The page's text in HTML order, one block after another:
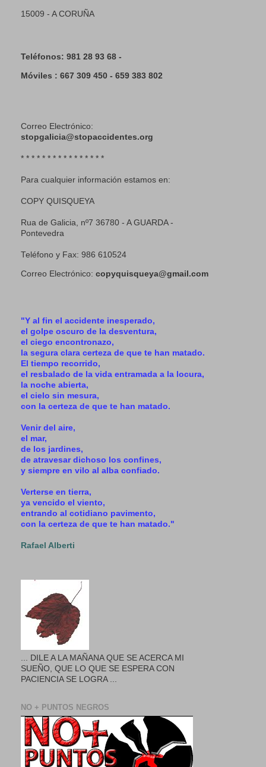
15009 - A CORUÑA
Teléfonos: 981 28 93 68 -
Móviles : 667 309 450 - 659 383 802
Correo Electrónico:
stopgalicia@stopaccidentes.org
* * * * * * * * * * * * * * * *
Para cualquier información estamos en:
COPY QUISQUEYA
Rua de Galicia, nº7 36780 - A GUARDA -
Pontevedra
Teléfono y Fax: 986 610524
Correo Electrónico: copyquisqueya@gmail.com
"Y al fin el accidente inesperado,
el golpe oscuro de la desventura,
el ciego encontronazo,
la segura clara certeza de que te han matado.
El tiempo recorrido,
el resbalado de la vida entramada a la locura,
la noche abierta,
el cielo sin mesura,
con la certeza de que te han matado.
Venir del aire,
el mar,
de los jardines,
de atravesar dichoso los confines,
y siempre en vilo al alba confiado.
Verterse en tierra,
ya vencido el viento,
entrando al cotidiano pavimento,
con la certeza de que te han matado."
Rafael Alberti
... DILE A LA MAÑANA QUE SE ACERCA MI
SUEÑO, QUE LO QUE SE ESPERA CON
PACIENCIA SE LOGRA ...
NO + PUNTOS NEGROS